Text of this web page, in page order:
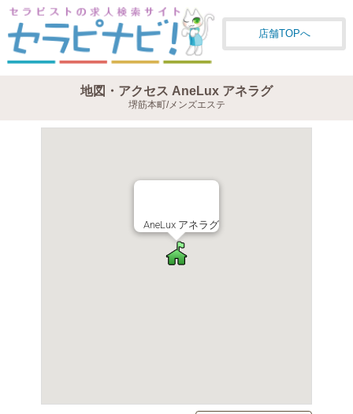
店舗TOPへ
地図・アクセス AneLux アネラグ
堺筋本町/メンズエステ
AneLux アネラグ